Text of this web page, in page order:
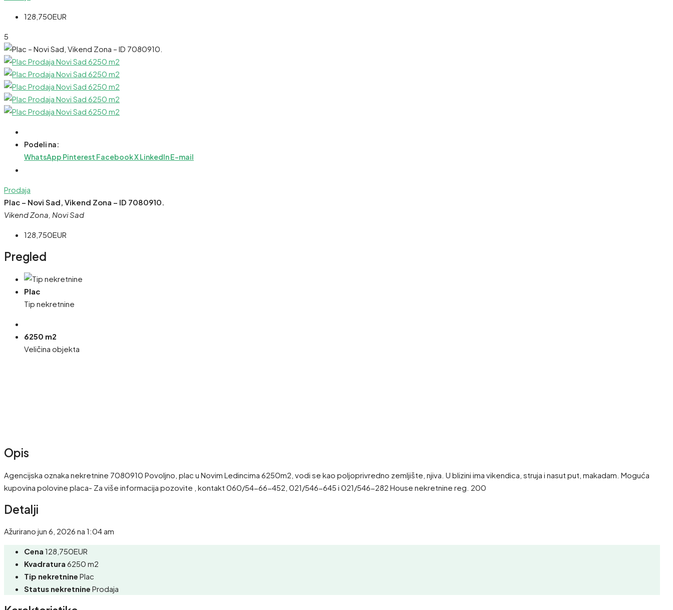
128,750EUR
5
Podeli na:
WhatsApp Pinterest FacebookXLinkedInE-mail
Prodaja
Plac – Novi Sad, Vikend Zona – ID 7080910.
Vikend Zona, Novi Sad
128,750EUR
Pregled
Plac
Tip nekretnine
6250 m2
Veličina objekta
Opis
Agencijska oznaka nekretnine 7080910 Povoljno, plac u Novim Ledincima 6250m2, vodi se kao poljoprivredno zemljište, njiva. U blizini ima vikendica, struja i nasut put, makadam. Moguća
kupovina polovine placa- Za više informacija pozovite , kontakt 060/54-66-452, 021/546-645 i 021/546-282 House nekretnine reg. 200
Detalji
Ažurirano jun 6, 2026 na 1:04 am
Cena 128,750EUR
Kvadratura 6250 m2
Tip nekretnine Plac
Status nekretnine Prodaja